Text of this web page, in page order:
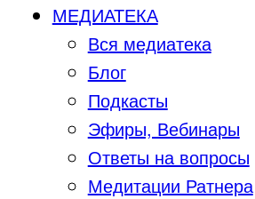
МЕДИАТЕКА
Вся медиатека
Блог
Подкасты
Эфиры, Вебинары
Ответы на вопросы
Медитации Ратнера